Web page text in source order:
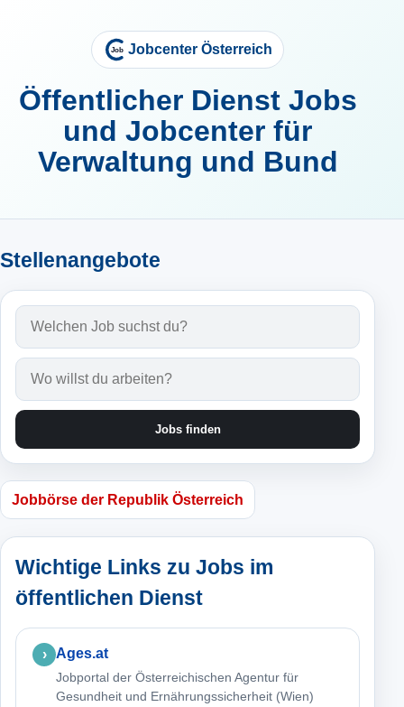
Jobcenter Österreich
Öffentlicher Dienst Jobs
und Jobcenter für
Verwaltung und Bund
Stellenangebote
Jobs finden
Jobbörse der Republik Österreich
Wichtige Links zu Jobs im
öffentlichen Dienst
Ages.at
Jobportal der Österreichischen Agentur für
Gesundheit und Ernährungssicherheit (Wien)